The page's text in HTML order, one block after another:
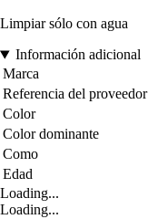
Limpiar sólo con agua
Información adicional
Marca
Referencia del proveedor
Color
Color dominante
Como
Edad
Loading...
Loading...